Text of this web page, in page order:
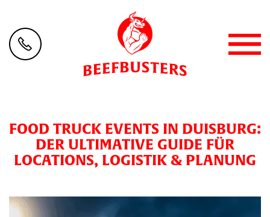
FOOD TRUCK EVENTS IN DUISBURG:
DER ULTIMATIVE GUIDE FÜR
LOCATIONS, LOGISTIK & PLANUNG